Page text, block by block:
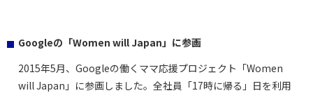
Googleの「Women will Japan」に参画
2015年5月、Googleの働くママ応援プロジェクト「Women
will Japan」に参画しました。全社員「17時に帰る」日を利用